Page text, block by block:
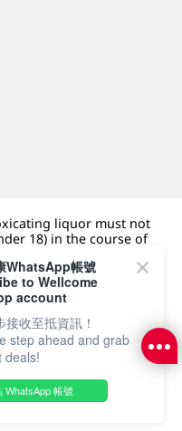
liquor must not
18) in the course of
未成年人 (18 歲以下人士)
Dairy Farm Company
WhatsApp帳號
to Wellcome
account
接收至抵資訊！
step ahead and grab
deals!
WhatsApp 帳號